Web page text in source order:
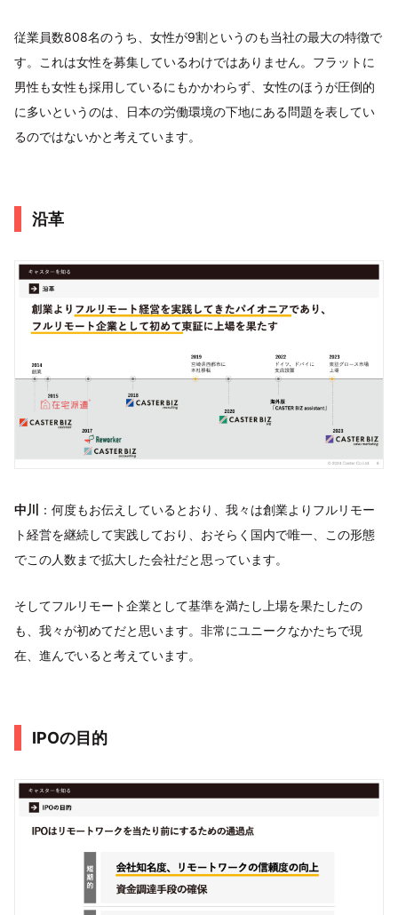
従業員数808名のうち、女性が9割というのも当社の最大の特徴で
す。これは女性を募集しているわけではありません。フラットに
男性も女性も採用しているにもかかわらず、女性のほうが圧倒的
に多いというのは、日本の労働環境の下地にある問題を表してい
るのではないかと考えています。
沿革
中川
：何度もお伝えしているとおり、我々は創業よりフルリモー
ト経営を継続して実践しており、おそらく国内で唯一、この形態
でこの人数まで拡大した会社だと思っています。
そしてフルリモート企業として基準を満たし上場を果たしたの
も、我々が初めてだと思います。非常にユニークなかたちで現
在、進んでいると考えています。
IPOの目的